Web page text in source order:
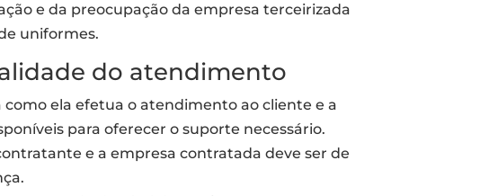
e da preocupação da empresa terceirizada
uniformes.
do atendimento
ela efetua o atendimento ao cliente e a
para oferecer o suporte necessário.
e a empresa contratada deve ser de